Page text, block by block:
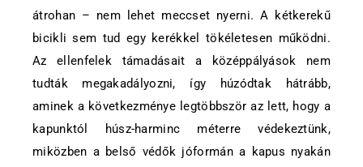
átrohan – nem lehet meccset nyerni. A kétkerekű
bicikli sem tud egy kerékkel tökéletesen működni.
Az ellenfelek támadásait a középpályások nem
tudták megakadályozni, így húzódtak hátrább,
aminek a következménye legtöbbször az lett, hogy a
kapunktól húsz-harminc méterre védekeztünk,
miközben a belső védők jóformán a kapus nyakán